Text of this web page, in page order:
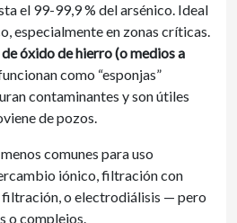
el 99-99,9 % del arsénico. Ideal
especialmente en zonas críticas.
óxido de hierro (o medios a
como “esponjas”
contaminantes y son útiles
de pozos.
comunes para uso
iónico, filtración con
filtración, o electrodiálisis — pero
o complejos.